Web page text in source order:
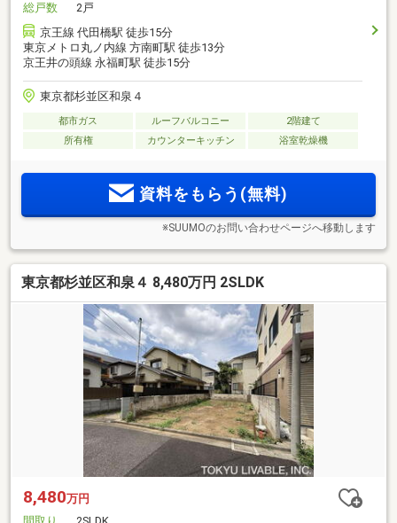
総戸数
2戸
京王線 代田橋駅 徒歩15分
東京メトロ丸ノ内線 方南町駅 徒歩13分
京王井の頭線 永福町駅 徒歩15分
東京都杉並区和泉４
都市ガス ルーフバルコニー
2階建て
所有権
カウンターキッチン 浴室乾燥機
資料をもらう(無料)
※SUUMOのお問い合わせページへ移動します
東京都杉並区和泉４ 8,480万円 2SLDK
8,480万円